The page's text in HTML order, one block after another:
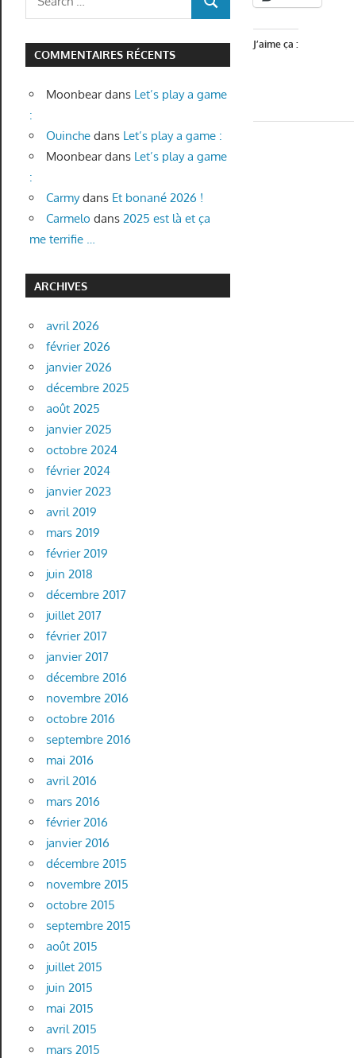
J’aime ça :
SEARCH
COMMENTAIRES RÉCENTS
Moonbeardans Let’s play a game
:
Ouinchedans Let’s play a game :
Moonbeardans Let’s play a game
:
Carmydans Et bonané 2026 !
Carmelo dans 2025 est là et ça
me terrifie …
ARCHIVES
avril 2026
février 2026
janvier 2026
décembre 2025
août 2025
janvier 2025
octobre 2024
février 2024
janvier 2023
avril 2019
mars 2019
février 2019
juin 2018
décembre 2017
juillet 2017
février 2017
janvier 2017
décembre 2016
novembre 2016
octobre 2016
septembre 2016
mai 2016
avril 2016
mars 2016
février 2016
janvier 2016
décembre 2015
novembre 2015
octobre 2015
septembre 2015
août 2015
juillet 2015
juin 2015
mai 2015
avril 2015
mars 2015